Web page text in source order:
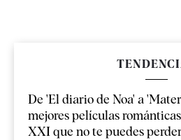
De 'El diario de Noa' a
mejores películas
XXI que no te puedes